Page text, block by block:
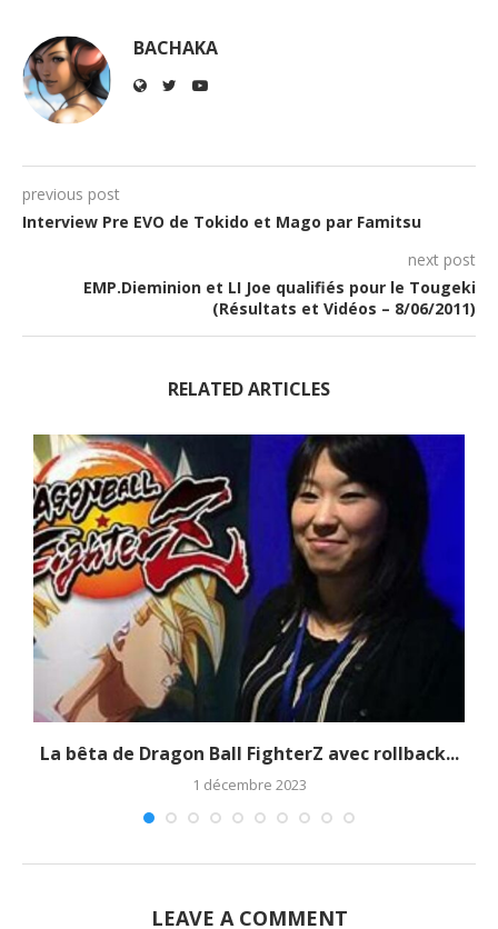
BACHAKA
previous post
Interview Pre EVO de Tokido et Mago par Famitsu
next post
EMP.Dieminion et LI Joe qualifiés pour le Tougeki
(Résultats et Vidéos – 8/06/2011)
RELATED ARTICLES
La bêta de Dragon Ball FighterZ avec rollback...
1 décembre 2023
LEAVE A COMMENT